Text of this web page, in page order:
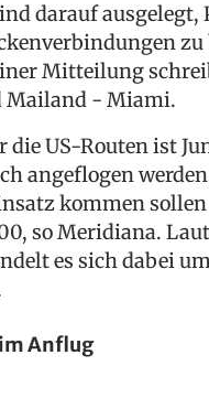
darauf ausgelegt,
Mitteilung
Mailand - Miami.
US-Routen ist
angeflogen
kommen
so Meridiana.
es sich dabei
Anflug